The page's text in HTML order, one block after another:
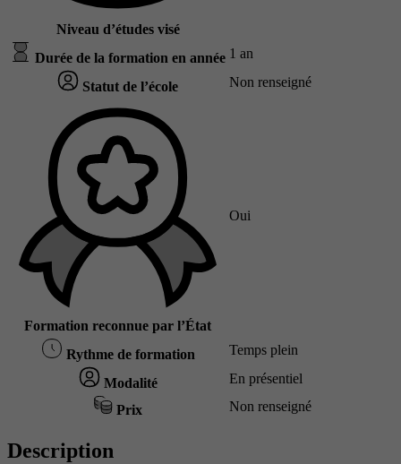
Niveau d’études visé
Durée de la formation en année 1 an
Statut de l’école Non renseigné
Formation reconnue par l’État
Oui
Rythme de formation Temps plein
Modalité En présentiel
Prix Non renseigné
Description